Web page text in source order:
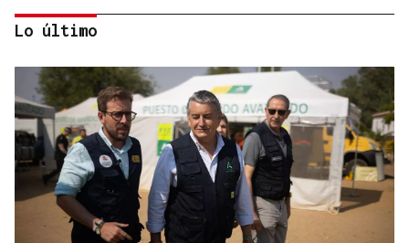
ORÁCULO DAS BURGAS
Horóscopo del día: lunes, 10 de agosto
Lo último